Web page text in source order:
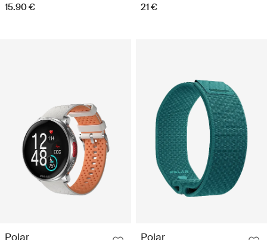
15.90 € 21 €
Polar Polar